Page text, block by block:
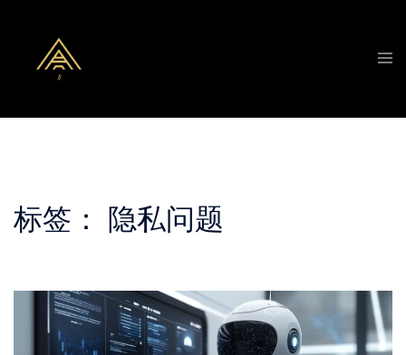
content
标签： 隐私问题